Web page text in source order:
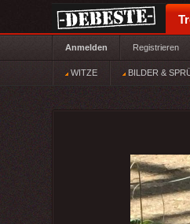
Anmelden Registrieren
WITZE BILDER &